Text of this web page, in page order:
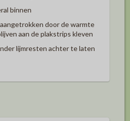
binnen
door de warmte
aan de plakstrips kleven
lijmresten achter te laten